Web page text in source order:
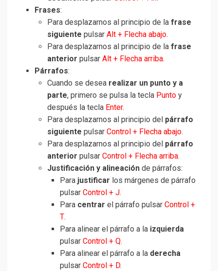
Frases:
Para desplazarnos al principio de la frase
siguiente pulsar Alt + Flecha abajo.
Para desplazarnos al principio de la frase
anterior pulsar Alt + Flecha arriba.
Párrafos:
Cuando se desea realizar un punto y a
parte, primero se pulsa la tecla Punto y
después la tecla Enter.
Para desplazarnos al principio del párrafo
siguiente pulsar Control + Flecha abajo.
Para desplazarnos al principio del párrafo
anterior pulsar Control + Flecha arriba.
Justificación y alineación de párrafos:
Para justificar los márgenes de párrafo
pulsar Control + J.
Para centrar el párrafo pulsar Control +
T.
Para alinear el párrafo a la izquierda
pulsar Control + Q.
Para alinear el párrafo a la derecha
pulsar Control + D.